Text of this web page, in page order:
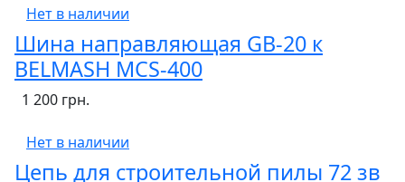
Нет в наличии
Шина направляющая GB-20 к
BELMASH MCS-400
1 200 грн.
Нет в наличии
Цепь для строительной пилы 72 зв